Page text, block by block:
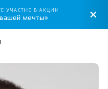
УЧАСТИЕ В АКЦИИ
мечты»